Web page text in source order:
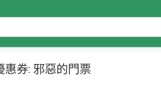
券: 邪惡的門票